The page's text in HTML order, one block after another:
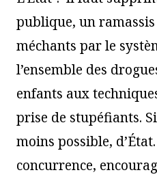
publique, un
méchants par le
l’ensemble des
enfants aux
prise de stupéfiants.
moins possible,
concurrence,